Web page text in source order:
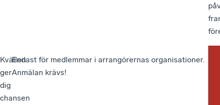
Kvällen
ger
dig
chansen
Endast för medlemmar i arrangörernas organisationer.
Anmälan krävs!